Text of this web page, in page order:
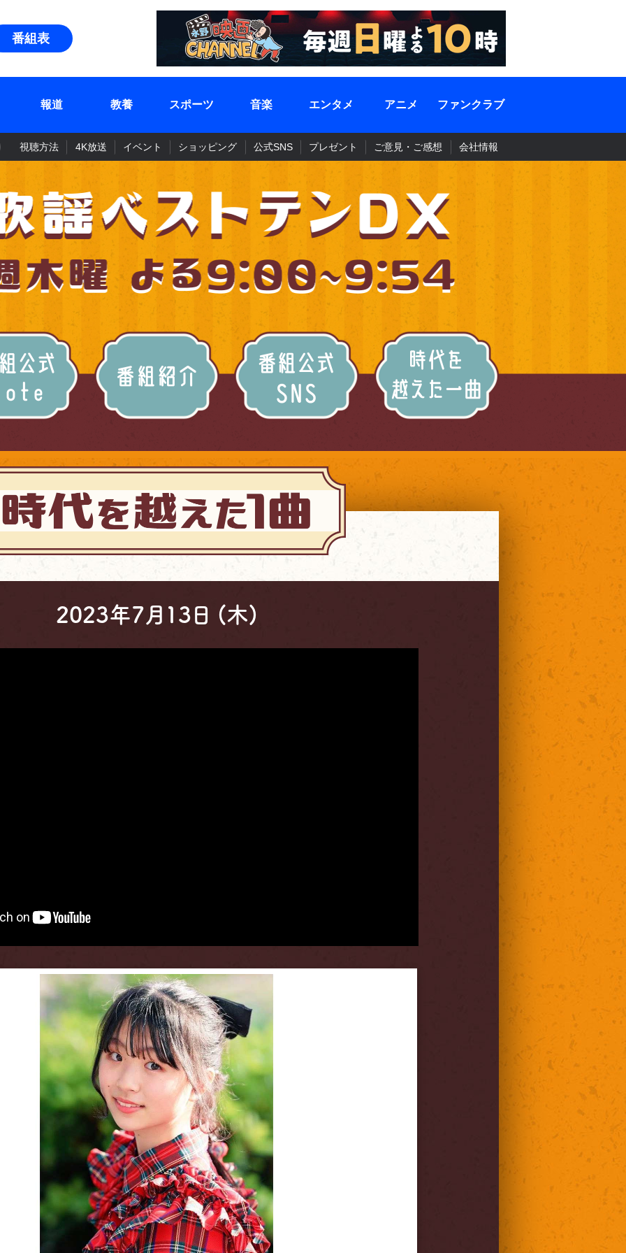
番組表
報道 教養 スポーツ 音楽 エンタメ アニメ ファンクラブ
視聴方法 4K放送 イベント ショッピング 公式SNS プレゼント ご意見・ご感想 会社情報
容 番組公式note 番組紹介 番組SNS 時代を越
2023年7月13日 (木)